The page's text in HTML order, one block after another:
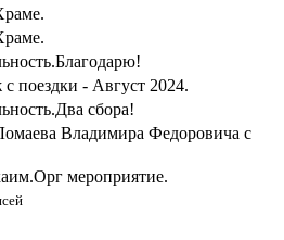
Благодарю!
поездки - Август 2024.
Два сбора!
Владимира Федоровича с
Орг мероприятие.